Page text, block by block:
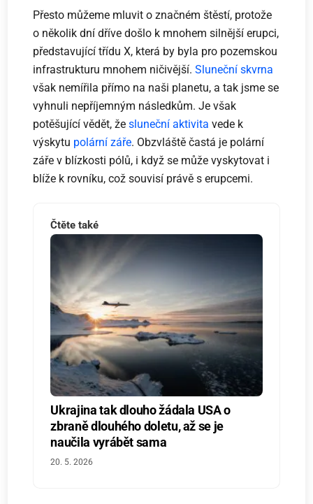
Přesto můžeme mluvit o značném štěstí, protože
o několik dní dříve došlo k mnohem silnější erupci,
představující třídu X, která by byla pro pozemskou
infrastrukturu mnohem ničivější.Sluneční skvrna
však nemířila přímo na naši planetu, a tak jsme se
vyhnuli nepříjemným následkům. Je však
potěšující vědět, žesluneční aktivita vede k
výskytu polární záře. Obzvláště častá je polární
záře v blízkosti pólů, i když se může vyskytovat i
blíže k rovníku, což souvisí právě s erupcemi.
Čtěte také
Ukrajina tak dlouho žádala USA o
zbraně dlouhého doletu, až se je
naučila vyrábět sama
20. 5. 2026